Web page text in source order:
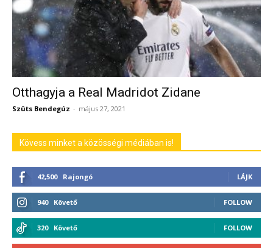
Otthagyja a Real Madridot Zidane
Szüts Bendegúz - május 27, 2021
Kövess minket a közösségi médiában is!
42,500 Rajongó LÁJK
940 Követő FOLLOW
320 Követő FOLLOW